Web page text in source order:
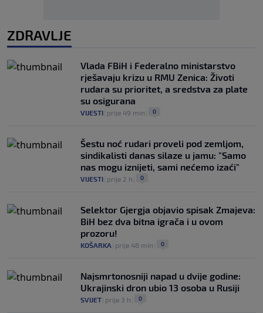
ZDRAVLJE
Vlada FBiH i Federalno ministarstvo
rješavaju krizu u RMU Zenica: Životi
rudara su prioritet, a sredstva za plate
su osigurana
VIJESTI prije 49 min 0
Šestu noć rudari proveli pod zemljom,
sindikalisti danas silaze u jamu: "Samo
nas mogu iznijeti, sami nećemo izaći"
VIJESTI prije 2 h 0
Selektor Gjergja objavio spisak Zmajeva:
BiH bez dva bitna igrača i u ovom
prozoru!
KOŠARKA prije 48 min 0
Najsmrtonosniji napad u dvije godine:
Ukrajinski dron ubio 13 osoba u Rusiji
SVIJET prije 3 h 0